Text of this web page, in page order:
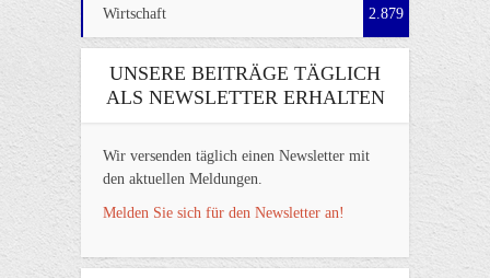
Wirtschaft 2.879
UNSERE BEITRÄGE TÄGLICH
ALS NEWSLETTER ERHALTEN
Wir versenden täglich einen Newsletter mit
den aktuellen Meldungen.
Melden Sie sich für den Newsletter an!